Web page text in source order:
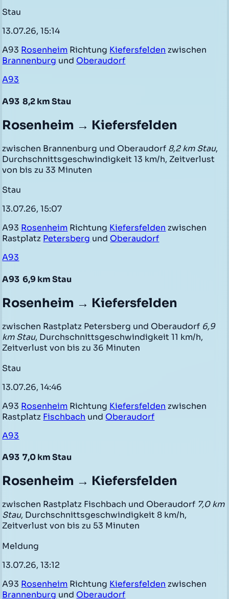
Stau
13.07.26, 15:14
A93 Rosenheim Richtung Kiefersfelden zwischen
Brannenburg und Oberaudorf
A93
A93 8,2 km Stau
Rosenheim → Kiefersfelden
zwischen Brannenburg und Oberaudorf 8,2 km Stau,
Durchschnittsgeschwindigkeit 13 km/h, Zeitverlust
von bis zu 33 Minuten
Stau
13.07.26, 15:07
A93 Rosenheim Richtung Kiefersfelden zwischen
Rastplatz Petersberg und Oberaudorf
A93
A93 6,9 km Stau
Rosenheim → Kiefersfelden
zwischen Rastplatz Petersberg und Oberaudorf 6,9
km Stau, Durchschnittsgeschwindigkeit 11 km/h,
Zeitverlust von bis zu 36 Minuten
Stau
13.07.26, 14:46
A93 Rosenheim Richtung Kiefersfelden zwischen
Rastplatz Fischbach und Oberaudorf
A93
A93 7,0 km Stau
Rosenheim → Kiefersfelden
zwischen Rastplatz Fischbach und Oberaudorf 7,0 km
Stau, Durchschnittsgeschwindigkeit 8 km/h,
Zeitverlust von bis zu 53 Minuten
Meldung
13.07.26, 13:12
A93 Rosenheim Richtung Kiefersfelden zwischen
Brannenburg und Oberaudorf